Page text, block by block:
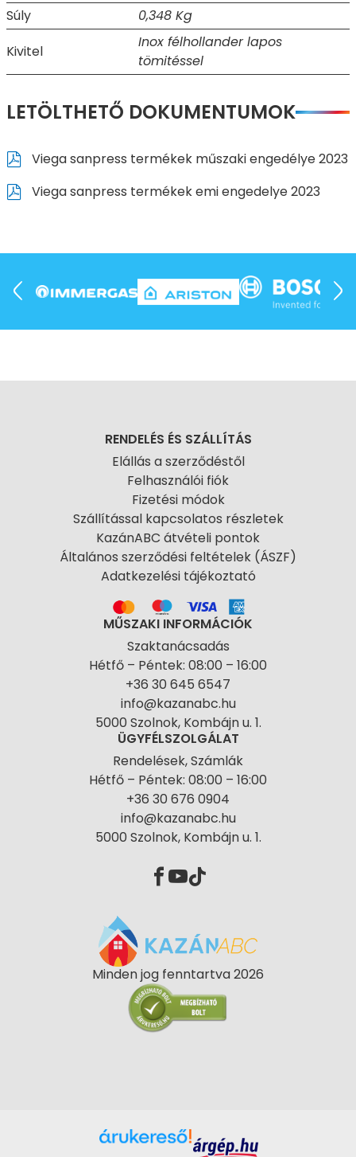
Súly
0,348 Kg
Kivitel
Inox félhollander lapos
tömitéssel
LETÖLTHETŐ DOKUMENTUMOK
Viega sanpress termékek műszaki engedélye 2023
Viega sanpress termékek emi engedelye 2023
RENDELÉS ÉS SZÁLLÍTÁS
Elállás a szerződéstől
Felhasználói fiók
Fizetési módok
Szállítással kapcsolatos részletek
KazánABC átvételi pontok
Általános szerződési feltételek (ÁSZF)
Adatkezelési tájékoztató
MŰSZAKI INFORMÁCIÓK
Szaktanácsadás
Hétfő – Péntek: 08:00 – 16:00
+36 30 645 6547
info@kazanabc.hu
5000 Szolnok, Kombájn u. 1.
ÜGYFÉLSZOLGÁLAT
Rendelések, Számlák
Hétfő – Péntek: 08:00 – 16:00
+36 30 676 0904
info@kazanabc.hu
5000 Szolnok, Kombájn u. 1.
Minden jog fenntartva 2026